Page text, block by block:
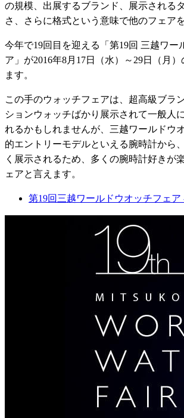
の規模、出展するブランド、展示される
さ、さらに格式という意味で他のフェア
今年で19回目を迎える「第19回 三越ワー
ア」が2016年8月17日（水）～29日（月
ます。
この手のウォッチフェアは、超高級ブラ
ションウォッチばかり展示されて一般人
れるかもしれませんが、三越ワールドウ
的エントリーモデルといえる腕時計から
く展示されるため、多くの腕時計好きが
ェアと言えます。
第19回三越ワールドウオッチフェ